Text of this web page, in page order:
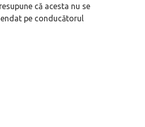
că acesta nu se
pe conducătorul